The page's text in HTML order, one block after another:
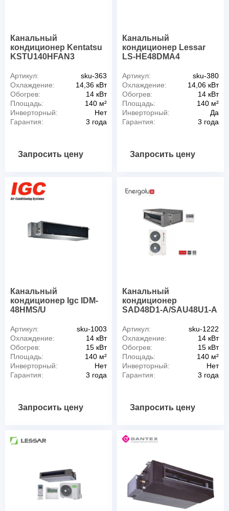
Канальный
кондиционер Kentatsu
KSTU140HFAN3
Артикул:
sku-363
Охлаждение:
14,36 кВт
Обогрев:
14 кВт
Площадь:
140 м²
Инверторный:
Нет
Гарантия:
3 года
Запросить цену
Канальный
кондиционер Lessar
LS-HE48DMA4
Артикул:
sku-380
Охлаждение:
14,06 кВт
Обогрев:
14 кВт
Площадь:
140 м²
Инверторный:
Да
Гарантия:
3 года
Запросить цену
Канальный
кондиционер Igc IDM-
48HMS/U
Артикул:
sku-1003
Охлаждение:
14 кВт
Обогрев:
15 кВт
Площадь:
140 м²
Инверторный:
Нет
Гарантия:
3 года
Запросить цену
Канальный
кондиционер
SAD48D1-A/SAU48U1-A
Артикул:
sku-1222
Охлаждение:
14 кВт
Обогрев:
15 кВт
Площадь:
140 м²
Инверторный:
Нет
Гарантия:
3 года
Запросить цену